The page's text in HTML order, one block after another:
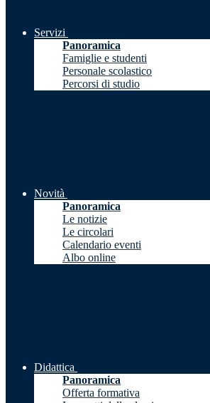
Servizi
Panoramica
Famiglie e studenti
Personale scolastico
Percorsi di studio
Novità
Panoramica
Le notizie
Le circolari
Calendario eventi
Albo online
Didattica
Panoramica
Offerta formativa